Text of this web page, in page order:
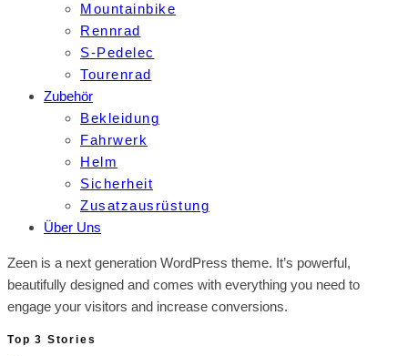
Mountainbike
Rennrad
S-Pedelec
Tourenrad
Zubehör
Bekleidung
Fahrwerk
Helm
Sicherheit
Zusatzausrüstung
Über Uns
Zeen is a next generation WordPress theme. It’s powerful,
beautifully designed and comes with everything you need to
engage your visitors and increase conversions.
Top 3 Stories